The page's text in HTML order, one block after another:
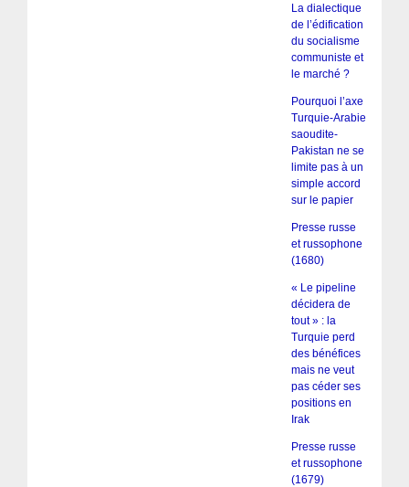
La dialectique
de l’édification
du socialisme
communiste et
le marché ?
Pourquoi l’axe
Turquie-Arabie
saoudite-
Pakistan ne se
limite pas à un
simple accord
sur le papier
Presse russe
et russophone
(1680)
« Le pipeline
décidera de
tout » : la
Turquie perd
des bénéfices
mais ne veut
pas céder ses
positions en
Irak
Presse russe
et russophone
(1679)